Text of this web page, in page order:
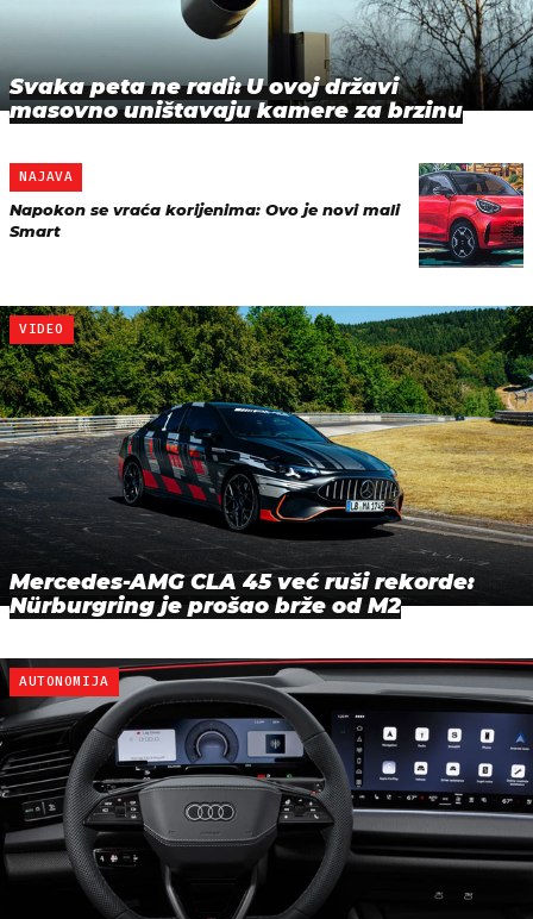
Svaka peta ne radi: U ovoj državi
masovno uništavaju kamere za brzinu
NAJAVA
Napokon se vraća korijenima: Ovo je novi mali
Smart
VIDEO
Mercedes-AMG CLA 45 već ruši rekorde:
Nürburgring je prošao brže od M2
AUTONOMIJA